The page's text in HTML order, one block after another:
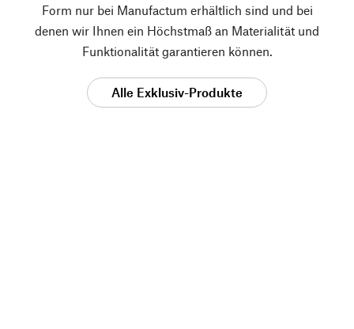
Form nur bei Manufactum erhältlich sind und bei
denen wir Ihnen ein Höchstmaß an Materialität und
Funktionalität garantieren können.
Alle Exklusiv-Produkte